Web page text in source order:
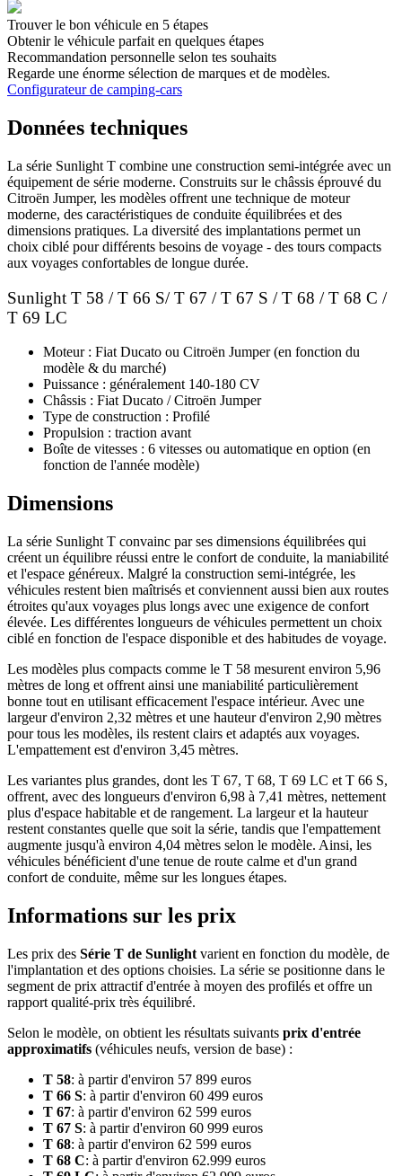
Trouver le bon véhicule en 5 étapes
Obtenir le véhicule parfait en quelques étapes
Recommandation personnelle selon tes souhaits
Regarde une énorme sélection de marques et de modèles.
Configurateur de camping-cars
Données techniques
La série Sunlight T combine une construction semi-intégrée avec un
équipement de série moderne. Construits sur le châssis éprouvé du
Citroën Jumper, les modèles offrent une technique de moteur
moderne, des caractéristiques de conduite équilibrées et des
dimensions pratiques. La diversité des implantations permet un
choix ciblé pour différents besoins de voyage - des tours compacts
aux voyages confortables de longue durée.
Sunlight T 58 / T 66 S/ T 67 / T 67 S / T 68 / T 68 C /
T 69 LC
Moteur : Fiat Ducato ou Citroën Jumper (en fonction du
modèle & du marché)
Puissance : généralement 140-180 CV
Châssis : Fiat Ducato / Citroën Jumper
Type de construction : Profilé
Propulsion : traction avant
Boîte de vitesses : 6 vitesses ou automatique en option (en
fonction de l'année modèle)
Dimensions
La série Sunlight T convainc par ses dimensions équilibrées qui
créent un équilibre réussi entre le confort de conduite, la maniabilité
et l'espace généreux. Malgré la construction semi-intégrée, les
véhicules restent bien maîtrisés et conviennent aussi bien aux routes
étroites qu'aux voyages plus longs avec une exigence de confort
élevée. Les différentes longueurs de véhicules permettent un choix
ciblé en fonction de l'espace disponible et des habitudes de voyage.
Les modèles plus compacts comme le T 58 mesurent environ 5,96
mètres de long et offrent ainsi une maniabilité particulièrement
bonne tout en utilisant efficacement l'espace intérieur. Avec une
largeur d'environ 2,32 mètres et une hauteur d'environ 2,90 mètres
pour tous les modèles, ils restent clairs et adaptés aux voyages.
L'empattement est d'environ 3,45 mètres.
Les variantes plus grandes, dont les T 67, T 68, T 69 LC et T 66 S,
offrent, avec des longueurs d'environ 6,98 à 7,41 mètres, nettement
plus d'espace habitable et de rangement. La largeur et la hauteur
restent constantes quelle que soit la série, tandis que l'empattement
augmente jusqu'à environ 4,04 mètres selon le modèle. Ainsi, les
véhicules bénéficient d'une tenue de route calme et d'un grand
confort de conduite, même sur les longues étapes.
Informations sur les prix
Les prix des Série T de Sunlight varient en fonction du modèle, de
l'implantation et des options choisies. La série se positionne dans le
segment de prix attractif d'entrée à moyen des profilés et offre un
rapport qualité-prix très équilibré.
Selon le modèle, on obtient les résultats suivants prix d'entrée
approximatifs (véhicules neufs, version de base) :
T 58: à partir d'environ 57 899 euros
T 66 S: à partir d'environ 60 499 euros
T 67: à partir d'environ 62 599 euros
T 67 S: à partir d'environ 60 999 euros
T 68: à partir d'environ 62 599 euros
T 68 C: à partir d'environ 62.999 euros